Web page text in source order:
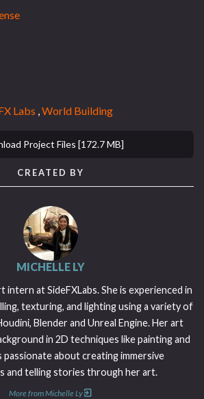
Labs ,World Building
Project Files [172.7 MB]
CREATED BY
MICHELLE LY
intern at SideFXLabs. She is experienced in
texturing, and lighting using a variety of
Blender and Unreal Engine. Her art
in 2D techniques like painting and
passionate about creating immersive
and telling stories through her art.
More from Michelle Ly